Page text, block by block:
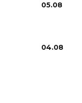
05.08
04.08